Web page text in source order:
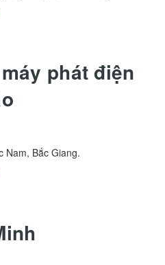
phát điện
Nam, Bắc Giang.